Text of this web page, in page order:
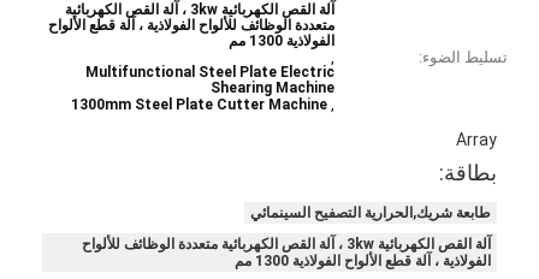
تسليط الضوء:
آلة القص الكهربائية 3kw ، آلة القص الكهربائية
متعددة الوظائف للألواح الفولاذية ، آلة قطع الألواح
الفولاذية 1300 مم
,
Multifunctional Steel Plate Electric
Shearing Machine
,
1300mm Steel Plate Cutter Machine
Array
بطاقة:
طابعة شريك,الحرارية التصفيح السينمائي
آلة القص الكهربائية 3kw ، آلة القص الكهربائية متعددة الوظائف للألواح
الفولاذية ، آلة قطع الألواح الفولاذية 1300 مم